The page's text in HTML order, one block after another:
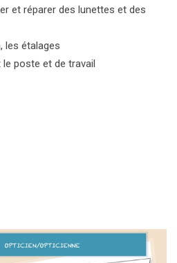
et réparer des lunettes et des
les étalages
poste et de travail